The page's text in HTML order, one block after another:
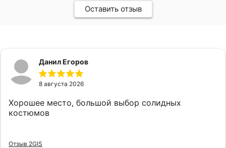
Оставить отзыв
Данил Егоров
8 августа 2026
Хорошее место, большой выбор солидных
костюмов
Отзыв 2GIS